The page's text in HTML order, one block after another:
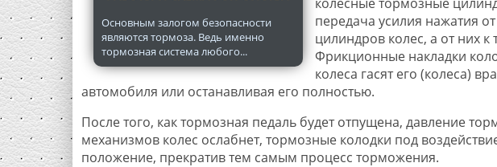
Основным залогом безопасности
являются тормоза. Ведь именно
тормозная система любого...
передача усилия нажатия
цилиндров колес, а от них
Фрикционные накладки
колеса гасят его (колеса)
автомобиля или останавливая его полностью.
После того, как тормозная педаль будет отпущена, давление
механизмов колес ослабнет, тормозные колодки под
положение, прекратив тем самым процесс торможения.